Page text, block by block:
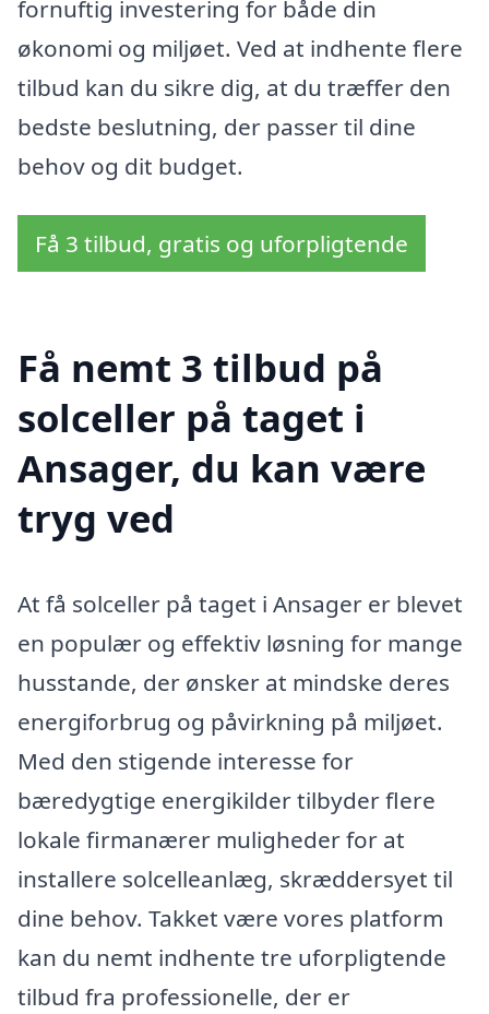
fornuftig investering for både din
økonomi og miljøet. Ved at indhente flere
tilbud kan du sikre dig, at du træffer den
bedste beslutning, der passer til dine
behov og dit budget.
Få 3 tilbud, gratis og uforpligtende
Få nemt 3 tilbud på
solceller på taget i
Ansager, du kan være
tryg ved
At få solceller på taget i Ansager er blevet
en populær og effektiv løsning for mange
husstande, der ønsker at mindske deres
energiforbrug og påvirkning på miljøet.
Med den stigende interesse for
bæredygtige energikilder tilbyder flere
lokale firmanærer muligheder for at
installere solcelleanlæg, skræddersyet til
dine behov. Takket være vores platform
kan du nemt indhente tre uforpligtende
tilbud fra professionelle, der er